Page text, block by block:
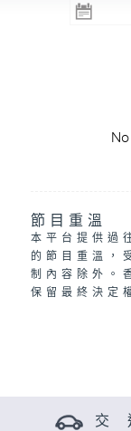
電台
節目重溫
本平台提供過
的節目重溫，
制內容除外。
保留最終決定
交